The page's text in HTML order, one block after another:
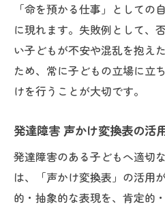
「命を預かる仕事」としての
に現れます。失敗例として、
い子どもが不安や混乱を抱え
ため、常に子どもの立場に立
けを行うことが大切です。
発達障害 声かけ変換表の活
発達障害のある子どもへ適切
は、「声かけ変換表」の活用
的・抽象的な表現を、肯定的